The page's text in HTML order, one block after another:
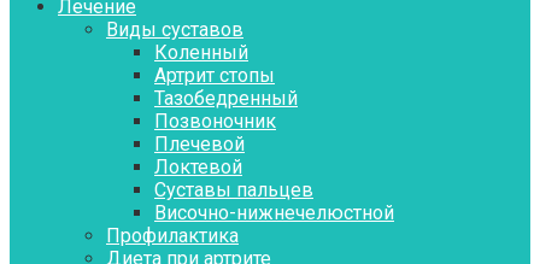
Лечение
Виды суставов
Коленный
Артрит стопы
Тазобедренный
Позвоночник
Плечевой
Локтевой
Суставы пальцев
Височно-нижнечелюстной
Профилактика
Диета при артрите